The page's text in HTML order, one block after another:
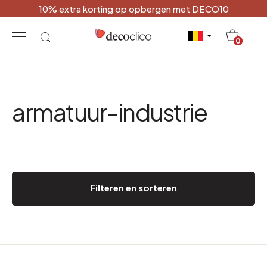
10% extra korting op opbergen met DECO10
0
armatuur-industrie
Filteren en sorteren